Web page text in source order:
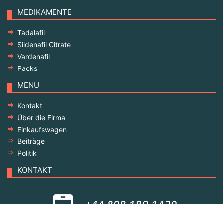
MEDIKAMENTE
Tadalafil
Sildenafil Citrate
Vardenafil
Packs
MENU
Kontakt
Über die Firma
Einkaufswagen
Beiträge
Politik
KONTAKT